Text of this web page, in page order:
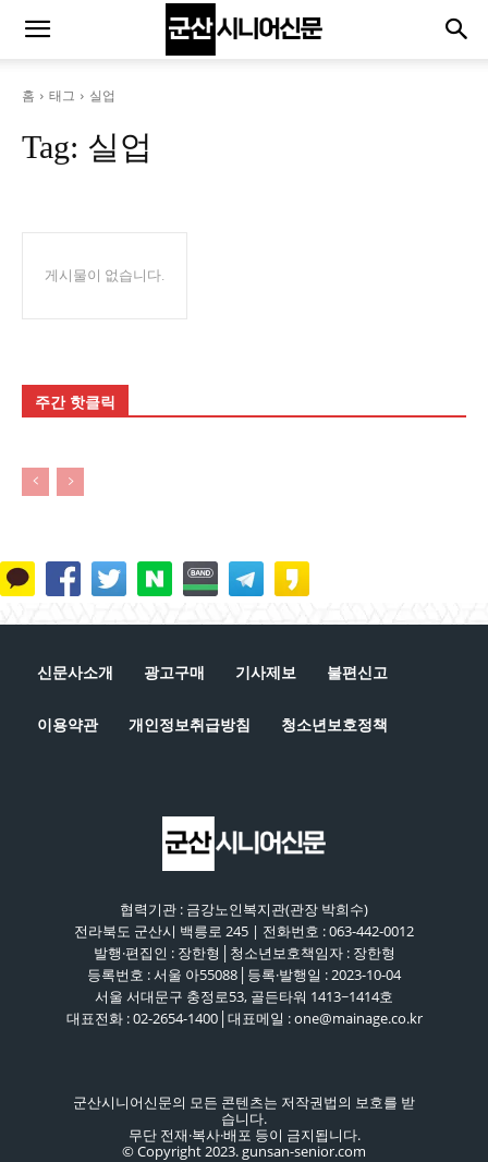
홈 태그 실업
Tag: 실업
게시물이 없습니다.
주간 핫클릭
신문사소개 광고구매 기사제보 불편신고
이용약관 개인정보취급방침 청소년보호정책
협력기관 : 금강노인복지관(관장 박희수)
전라북도 군산시 백릉로 245 | 전화번호 : 063-442-0012
발행·편집인 : 장한형│청소년보호책임자 : 장한형
등록번호 : 서울 아55088│등록·발행일 : 2023-10-04
서울 서대문구 충정로53, 골든타워 1413~1414호
대표전화 : 02-2654-1400│대표메일 : one@mainage.co.kr
군산시니어신문의 모든 콘텐츠는 저작권법의 보호를 받
습니다.
무단 전재·복사·배포 등이 금지됩니다.
© Copyright 2023. gunsan-senior.com